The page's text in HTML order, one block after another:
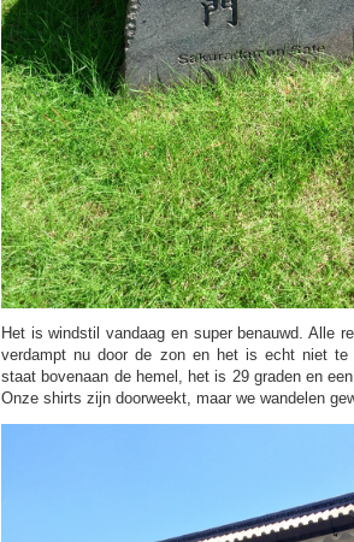
Het is windstil vandaag en super benauwd. Alle
verdampt nu door de zon en het is echt niet te
staat bovenaan de hemel, het is 29 graden en
Onze shirts zijn doorweekt, maar we wandelen